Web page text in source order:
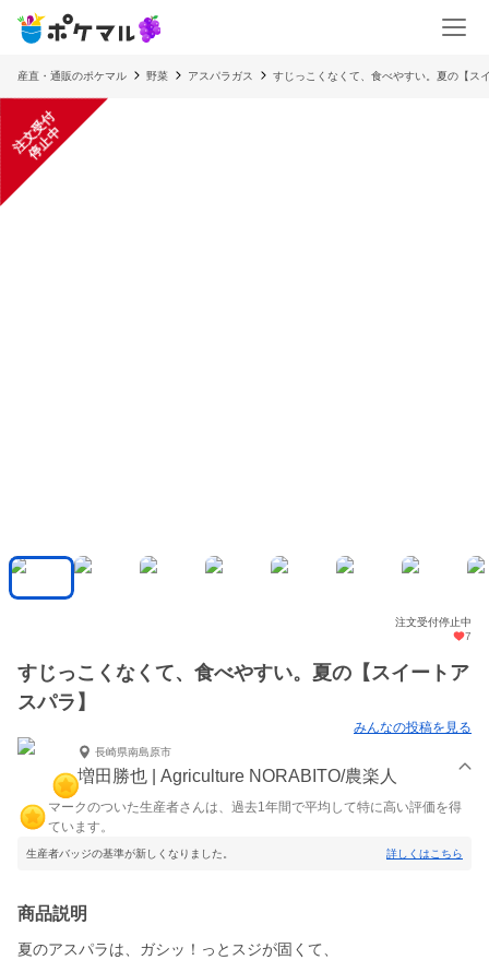
産直・通販のポケマル 野菜 アスパラガス すじっこくなくて、食べやすい。夏の【ス
注
文
受
付
停
止
中
注文受付停止中
7
すじっこくなくて、食べやすい。夏の【スイートア
スパラ】
みんなの投稿を見る
長崎県南島原市
増田勝也 | Agriculture NORABITO/農楽人
マークのついた生産者さんは、過去1年間で平均して特に高い評価を得
ています。
生産者バッジの基準が新しくなりました。 詳しくはこちら
商品説明
夏のアスパラは、ガシッ！っとスジが固くて、